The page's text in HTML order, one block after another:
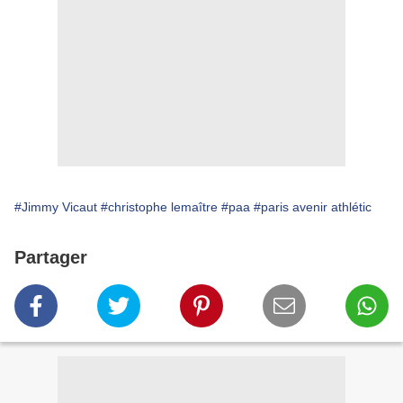
#Jimmy Vicaut #christophe lemaître #paa #paris avenir athlétic
Partager